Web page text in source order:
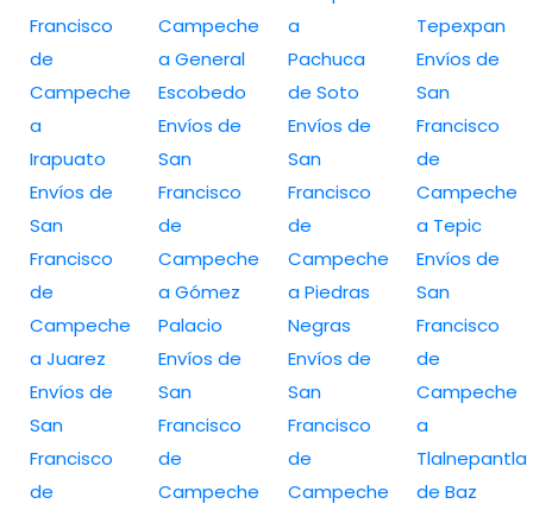
Francisco
de
Campeche
a
Irapuato
Envíos de
San
Francisco
de
Campeche
a Juarez
Envíos de
San
Francisco
de
Campeche
a General
Escobedo
Envíos de
San
Francisco
de
Campeche
a Gómez
Palacio
Envíos de
San
Francisco
de
Campeche
a
Pachuca
de Soto
Envíos de
San
Francisco
de
Campeche
a Piedras
Negras
Envíos de
San
Francisco
de
Campeche
Tepexpan
Envíos de
San
Francisco
de
Campeche
a Tepic
Envíos de
San
Francisco
de
Campeche
a
Tlalnepantla
de Baz